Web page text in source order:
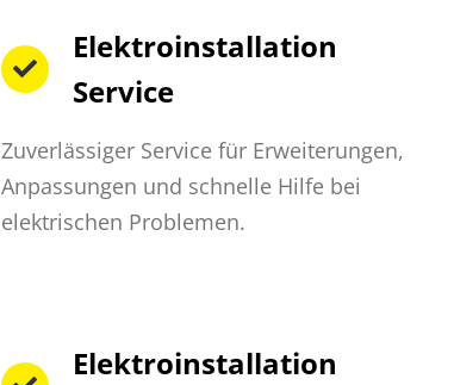
Elektroinstallation
Service
Zuverlässiger Service für Erweiterungen,
Anpassungen und schnelle Hilfe bei
elektrischen Problemen.
Elektroinstallation